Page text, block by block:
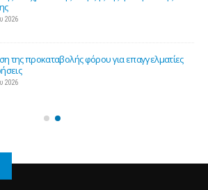
2026
της προκαταβολής φόρου για επαγγελματίες
2026